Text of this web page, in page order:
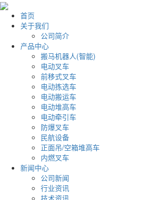
首页
关于我们
公司简介
产品中心
搬马机器人(智能)
电动叉车
前移式叉车
电动拣选车
电动搬运车
电动堆高车
电动牵引车
防爆叉车
民航设备
正面吊/空箱堆高车
内燃叉车
新闻中心
公司新闻
行业资讯